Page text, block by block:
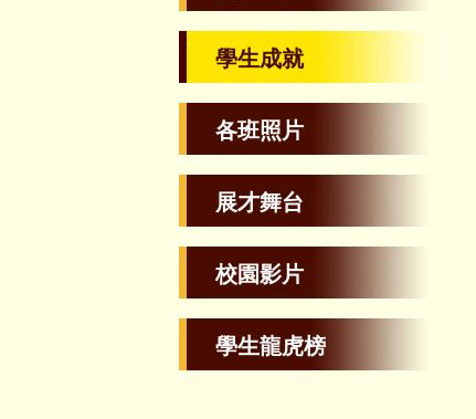
學生成就
各班照片
展才舞台
校園影片
學生龍虎榜